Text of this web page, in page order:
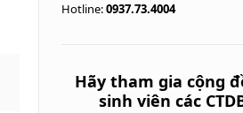
Hotline:0937.73.4004
Hãy tham gia cộng
sinh viên các